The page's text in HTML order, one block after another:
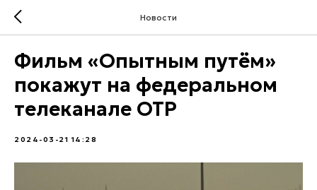
Новости
Фильм «Опытным путём»
покажут на федеральном
телеканале ОТР
2024-03-21 14:28